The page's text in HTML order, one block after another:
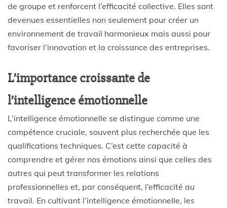
de groupe et renforcent l’efficacité collective. Elles sont
devenues essentielles non seulement pour créer un
environnement de travail harmonieux mais aussi pour
favoriser l’innovation et la croissance des entreprises.
L’importance croissante de
l’intelligence émotionnelle
L’intelligence émotionnelle se distingue comme une
compétence cruciale, souvent plus recherchée que les
qualifications techniques. C’est cette capacité à
comprendre et gérer nos émotions ainsi que celles des
autres qui peut transformer les relations
professionnelles et, par conséquent, l’efficacité au
travail. En cultivant l’intelligence émotionnelle, les